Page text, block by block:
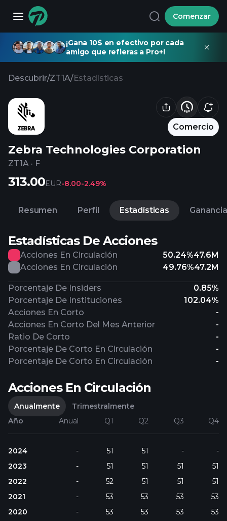
Comenzar
¡Gana 10$ en efectivo por cada
amigo que refieras a Pro+!
Descubrir/ZT1A/Estadísticas
Comercio
Zebra Technologies Corporation
ZT1A · F
313.00EUR-8.00-2.49%
Resumen Perfil Estadísticas
Estadísticas De Acciones
Acciones En Circulación 50.24%47.6M
Acciones En Circulación
49.76%47.2M
Porcentaje De Insiders
0.85%
Porcentaje De Instituciones
102.04%
Acciones En Corto
-
Acciones En Corto Del Mes Anterior
-
Ratio De Corto
-
Porcentaje De Corto En Circulación
-
Porcentaje De Corto En Circulación
-
Acciones En Circulación
Anualmente
Trimestralmente
Año
Anual Q1 Q2 Q3 Q4
2024 - 51 51 -
-
2023
- 51 51 51
51
2022
- 52 51 51
51
2021
- 53 53 53
53
2020
- 53 53 53 53